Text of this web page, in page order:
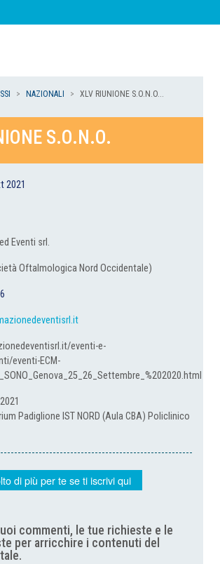
NAZIONALI XLV RIUNIONE S.O.N.O...
S.O.N.O.
2021
Eventi srl.
Oftalmologica Nord Occidentale)
eventi-e-
eventi-ECM-
Padiglione IST NORD (Aula CBA) Policlinico
di più per te se ti iscrivi qui
commenti, le tue richieste e le
per arricchire i contenuti del